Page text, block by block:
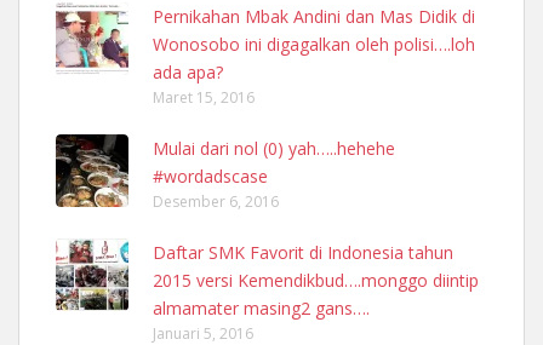
Pernikahan Mbak Andini dan Mas Didik di
Wonosobo ini digagalkan oleh polisi….loh
ada apa?
Maret 15, 2016
Mulai dari nol (0) yah…..hehehe
#wordadscase
Desember 6, 2016
Daftar SMK Favorit di Indonesia tahun
2015 versi Kemendikbud….monggo diintip
almamater masing2 gans….
Januari 5, 2016